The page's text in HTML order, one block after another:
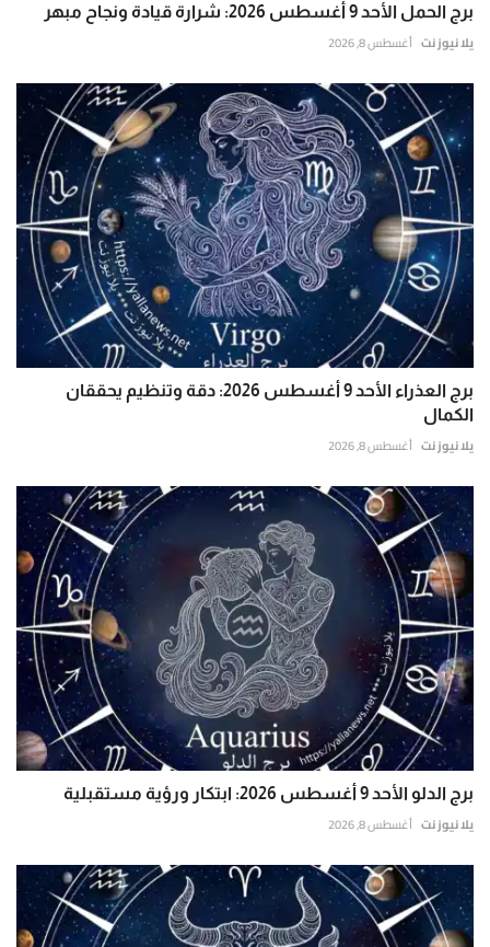
برج الحمل الأحد 9 أغسطس 2026: شرارة قيادة ونجاح مبهر
يلا نيوز نت أغسطس 8, 2026
برج العذراء الأحد 9 أغسطس 2026: دقة وتنظيم يحققان
الكمال
يلا نيوز نت أغسطس 8, 2026
برج الدلو الأحد 9 أغسطس 2026: ابتكار ورؤية مستقبلية
يلا نيوز نت أغسطس 8, 2026